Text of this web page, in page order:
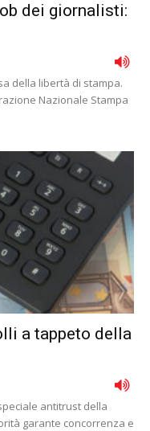
dei giornalisti:
della libertà di stampa.
Nazionale Stampa
a tappeto della
antitrust della
garante concorrenza e